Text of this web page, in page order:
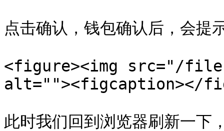
点击确认，钱包确认后，会提
<figure><img src="/files/
alt=""><figcaption></
此时我们回到浏览器刷新一下